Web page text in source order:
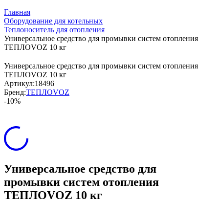
Главная
Оборудование для котельных
Теплоноситель для отопления
Универсальное средство для промывки систем отопления
ТЕПЛОVOZ 10 кг
Универсальное средство для промывки систем отопления
ТЕПЛОVOZ 10 кг
Артикул:18496
Бренд:ТЕПЛОVOZ
-10%
Универсальное средство для
промывки систем отопления
ТЕПЛОVOZ 10 кг